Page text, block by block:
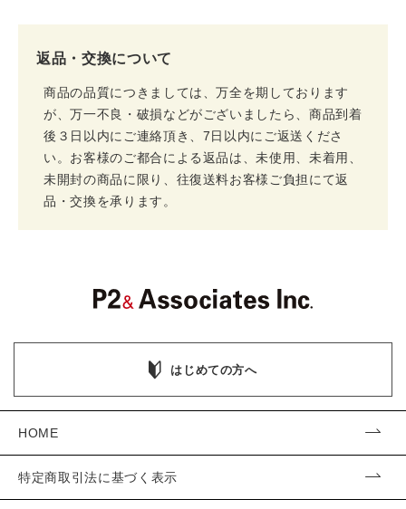
返品・交換について
商品の品質につきましては、万全を期しております
が、万一不良・破損などがございましたら、商品到着
後３日以内にご連絡頂き、7日以内にご返送くださ
い。お客様のご都合による返品は、未使用、未着用、
未開封の商品に限り、往復送料お客様ご負担にて返
品・交換を承ります。
はじめての方へ
HOME
特定商取引法に基づく表示